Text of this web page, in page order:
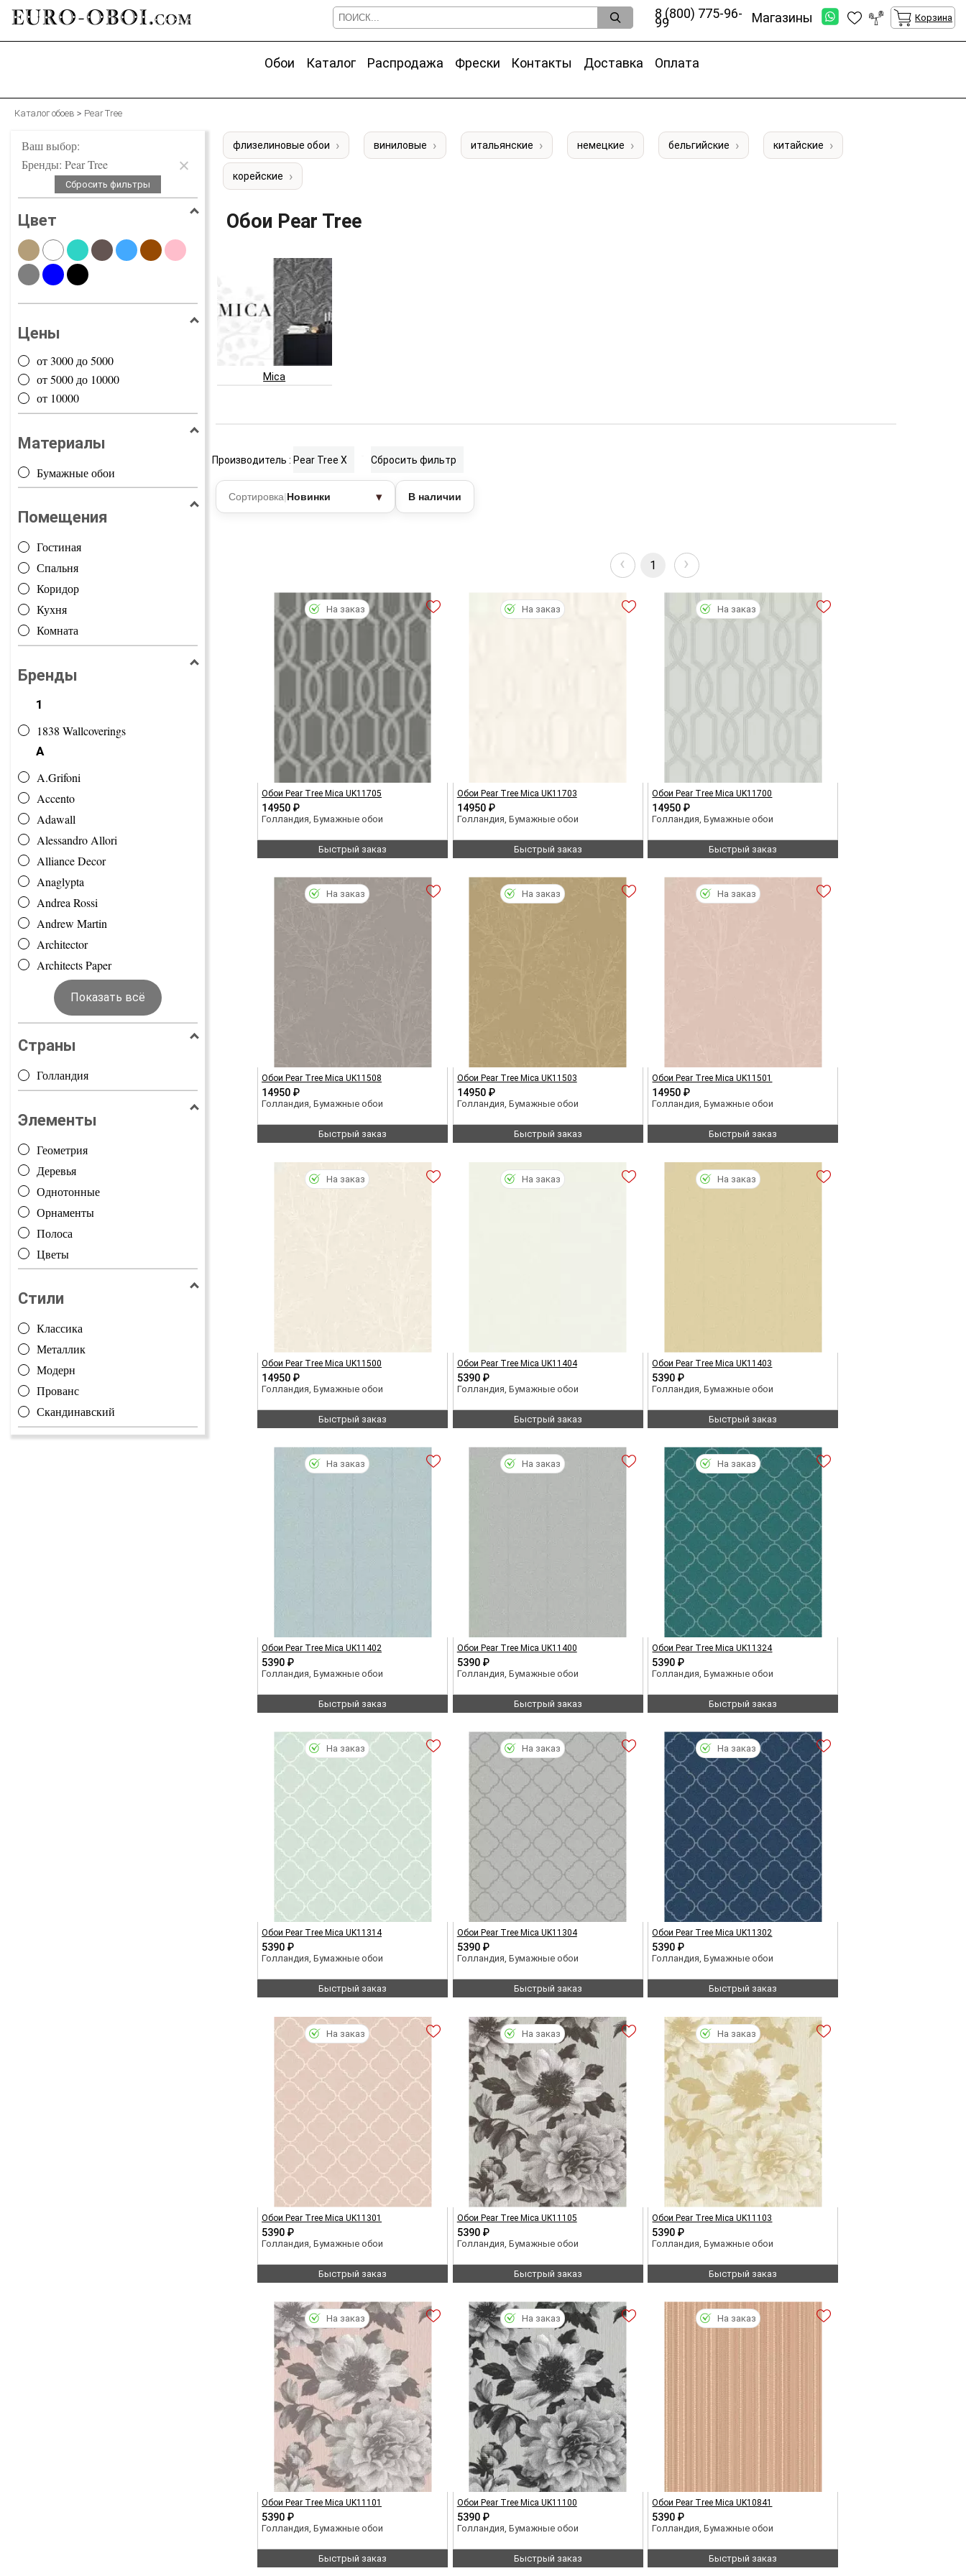
EURO-OBOI.com 8 (800) 775-96-
99 Магазины Корзина
Обои Каталог Распродажа Фрески Контакты Доставка Оплата
Каталог обоев Pear Tree
Ваш выбор:
Бренды: Pear Tree
Сбросить фильтры
Цвет
Цены
от 3000 до 5000
от 5000 до 10000
от 10000
Материалы
Бумажные обои
Помещения
Гостиная
Спальня
Коридор
Кухня
Комната
Бренды
1
1838 Wallcoverings
A
A.Grifoni
Accento
Adawall
Alessandro Allori
Alliance Decor
Anaglypta
Andrea Rossi
Andrew Martin
Architector
Architects Paper
Показать всё
Страны
Голландия
Элементы
Геометрия
Деревья
Однотонные
Орнаменты
Полоса
Цветы
Стили
Классика
Металлик
Модерн
Прованс
Скандинавский
флизелиновые обои виниловые итальянские немецкие бельгийские китайские
корейские
Обои Pear Tree
Mica
Производитель : Pear Tree X Сбросить фильтр
Сортировка|Новинки ▾ В наличии
‹ 1 ›
Обои Pear Tree Mica UK11705
14950 ₽
Голландия, Бумажные обои
Быстрый заказ
На заказ
Обои Pear Tree Mica UK11703
14950 ₽
Голландия, Бумажные обои
Быстрый заказ
На заказ
Обои Pear Tree Mica UK11700
14950 ₽
Голландия, Бумажные обои
Быстрый заказ
На заказ
Обои Pear Tree Mica UK11508
14950 ₽
Голландия, Бумажные обои
Быстрый заказ
На заказ
Обои Pear Tree Mica UK11503
14950 ₽
Голландия, Бумажные обои
Быстрый заказ
На заказ
Обои Pear Tree Mica UK11501
14950 ₽
Голландия, Бумажные обои
Быстрый заказ
На заказ
Обои Pear Tree Mica UK11500
14950 ₽
Голландия, Бумажные обои
Быстрый заказ
На заказ
Обои Pear Tree Mica UK11404
5390 ₽
Голландия, Бумажные обои
Быстрый заказ
На заказ
Обои Pear Tree Mica UK11403
5390 ₽
Голландия, Бумажные обои
Быстрый заказ
На заказ
Обои Pear Tree Mica UK11402
5390 ₽
Голландия, Бумажные обои
Быстрый заказ
На заказ
Обои Pear Tree Mica UK11400
5390 ₽
Голландия, Бумажные обои
Быстрый заказ
На заказ
Обои Pear Tree Mica UK11324
5390 ₽
Голландия, Бумажные обои
Быстрый заказ
На заказ
Обои Pear Tree Mica UK11314
5390 ₽
Голландия, Бумажные обои
Быстрый заказ
На заказ
Обои Pear Tree Mica UK11304
5390 ₽
Голландия, Бумажные обои
Быстрый заказ
На заказ
Обои Pear Tree Mica UK11302
5390 ₽
Голландия, Бумажные обои
Быстрый заказ
На заказ
Обои Pear Tree Mica UK11301
5390 ₽
Голландия, Бумажные обои
Быстрый заказ
На заказ
Обои Pear Tree Mica UK11105
5390 ₽
Голландия, Бумажные обои
Быстрый заказ
На заказ
Обои Pear Tree Mica UK11103
5390 ₽
Голландия, Бумажные обои
Быстрый заказ
На заказ
Обои Pear Tree Mica UK11101
5390 ₽
Голландия, Бумажные обои
Быстрый заказ
На заказ
Обои Pear Tree Mica UK11100
5390 ₽
Голландия, Бумажные обои
Быстрый заказ
На заказ
Обои Pear Tree Mica UK10841
5390 ₽
Голландия, Бумажные обои
Быстрый заказ
На заказ